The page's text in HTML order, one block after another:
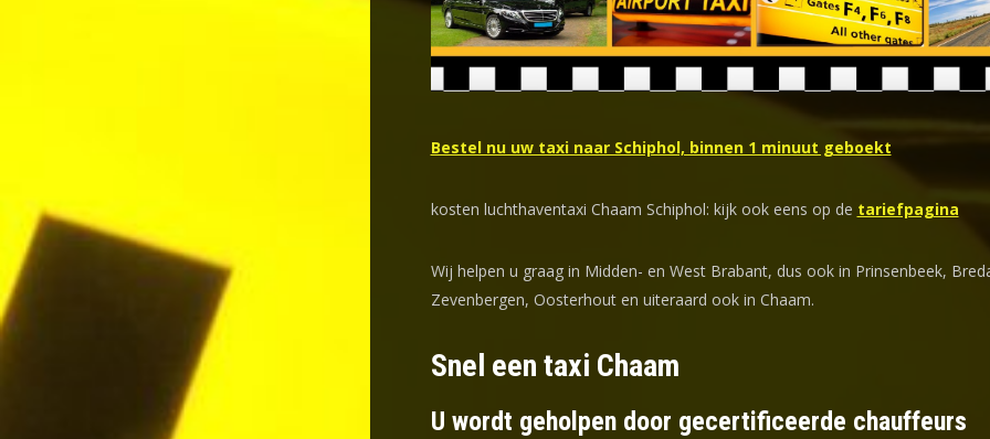
Bestel nu uw taxi naar Schiphol, binnen 1 minuut geboekt
kosten luchthaventaxi Chaam Schiphol: kijk ook eens op de tariefpagina
Wij helpen u graag in Midden- en West Brabant, dus ook in Prinsenbeek,
Zevenbergen, Oosterhout en uiteraard ook in Chaam.
Snel een taxi Chaam
U wordt geholpen door gecertificeerde chauffeurs